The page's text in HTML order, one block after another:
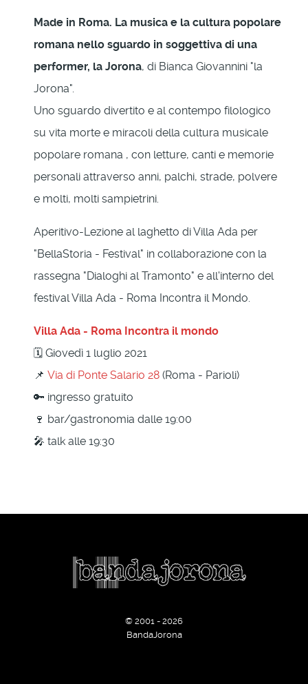
Made in Roma. La musica e la cultura popolare
romana nello sguardo in soggettiva di una
performer, la Jorona, di Bianca Giovannini "la
Jorona".
Uno sguardo divertito e al contempo filologico
su vita morte e miracoli della cultura musicale
popolare romana , con letture, canti e memorie
personali attraverso anni, palchi, strade, polvere
e molti, molti sampietrini.
Aperitivo-Lezione al laghetto di Villa Ada per
"BellaStoria - Festival" in collaborazione con la
rassegna "Dialoghi al Tramonto" e all'interno del
festival Villa Ada - Roma Incontra il Mondo.
Villa Ada - Roma Incontra il mondo
🗓 Giovedì 1 luglio 2021
📌 Via di Ponte Salario 28 (Roma - Parioli)
🔑 ingresso gratuito
🍷 bar/gastronomia dalle 19:00
🎤 talk alle 19:30
© 2001 - 2026
BandaJorona